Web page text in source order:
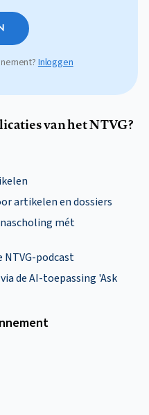
Inloggen
van het NTVG?
artikelen en dossiers
mét
podcast
de AI-toepassing 'Ask